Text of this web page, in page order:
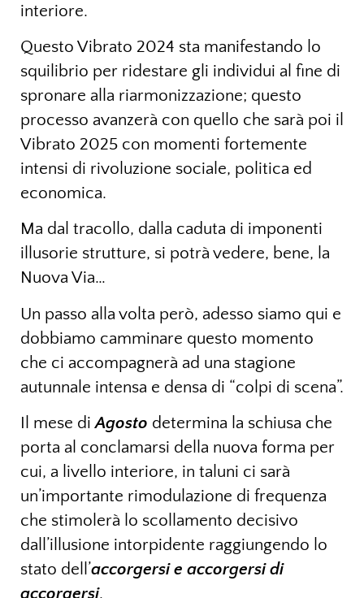
interiore.
Questo Vibrato 2024 sta manifestando lo
squilibrio per ridestare gli individui al fine di
spronare alla riarmonizzazione; questo
processo avanzerà con quello che sarà poi il
Vibrato 2025 con momenti fortemente
intensi di rivoluzione sociale, politica ed
economica.
Ma dal tracollo, dalla caduta di imponenti
illusorie strutture, si potrà vedere, bene, la
Nuova Via…
Un passo alla volta però, adesso siamo qui e
dobbiamo camminare questo momento
che ci accompagnerà ad una stagione
autunnale intensa e densa di “colpi di scena”.
Il mese diAgosto determina la schiusa che
porta al conclamarsi della nuova forma per
cui, a livello interiore, in taluni ci sarà
un’importante rimodulazione di frequenza
che stimolerà lo scollamento decisivo
dall’illusione intorpidente raggiungendo lo
stato dell’accorgersi e accorgersi di
accorgersi.